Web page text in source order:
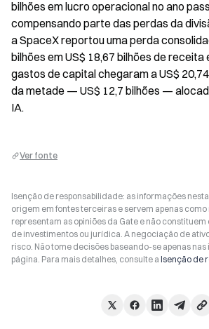
bilhões em lucro operacional no ano
compensando parte das perdas da
a SpaceX reportou uma perda
bilhões em US$ 18,67 bilhões de receita
gastos de capital chegaram a US$
da metade — US$ 12,7 bilhões —
IA.
Ver fonte
Isenção de responsabilidade: as informações
origem em fontes terceiras e servem apenas
representam as opiniões da Gate e não
de investimentos ou jurídica. A negociação de
risco. Não tome decisões baseando-se apenas
página. Para mais detalhes, consulte a Isenção de